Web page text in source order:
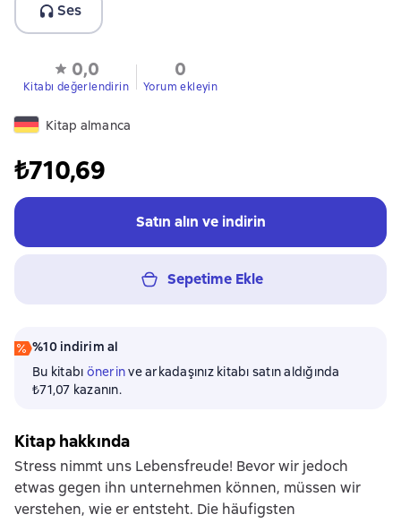
Ses
0,0
Kitabı değerlendirin
0
Yorum ekleyin
Kitap almanca
₺710,69
Satın alın ve indirin
Sepetime Ekle
%10 indirim al
Bu kitabı önerinve arkadaşınız kitabı satın aldığında
₺71,07 kazanın.
Kitap hakkında
Stress nimmt uns Lebensfreude! Bevor wir jedoch
etwas gegen ihn unternehmen können, müssen wir
verstehen, wie er entsteht. Die häufigsten